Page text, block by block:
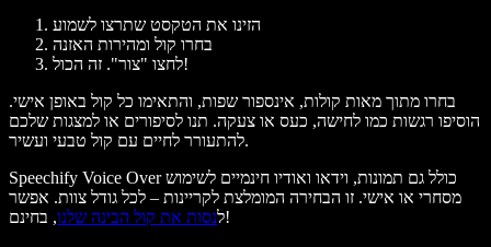
הזינו את הטקסט שתרצו לשמוע
בחרו קול ומהירות האזנה
לחצו "צור". זה הכול!
בחרו מתוך מאות קולות, אינספור שפות, והתאימו כל קול באופן אישי.
הוסיפו רגשות כמו לחישה, כעס או צעקה. תנו לסיפורים או למצגות שלכם
להתעורר לחיים עם קול טבעי ועשיר.
Speechify Voice Over כולל גם תמונות, וידאו ואודיו חינמיים לשימוש
מסחרי או אישי. זו הבחירה המומלצת לקריינות – לכל גודל צוות. אפשר
לנסות את קול הבינה שלנו , בחינם!